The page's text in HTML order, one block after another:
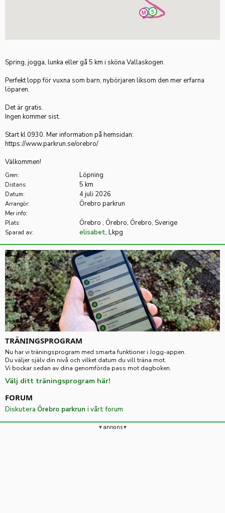
Spring, jogga, lunka eller gå 5 km i sköna Vallaskogen.
Perfekt lopp för vuxna som barn, nybörjaren liksom den mer erfarna
löparen.
Det är gratis.
Ingen kommer sist.
Start kl 0930. Mer information på hemsidan:
https://www.parkrun.se/orebro/
Välkommen!
Gren: Löpning
Distans: 5 km
Datum: 4 juli 2026
Arrangör: Örebro parkrun
Mer info:
Plats:
Örebro , Örebro, Örebro, Sverige
Sparad av: elisabet, Lkpg
TRÄNINGSPROGRAM
Nu har vi träningsprogram med smarta funktioner i Jogg-appen.
Du väljer själv din nivå och vilket datum du vill träna mot.
Vi bockar sedan av dina genomförda pass mot dagboken.
Välj ditt träningsprogram här!
FORUM
Diskutera Örebro parkrun i vårt forum
annons